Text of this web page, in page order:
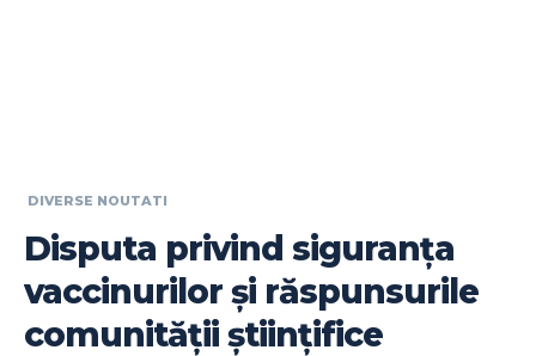
DIVERSE NOUTATI
Disputa privind siguranța
vaccinurilor și răspunsurile
comunității științifice